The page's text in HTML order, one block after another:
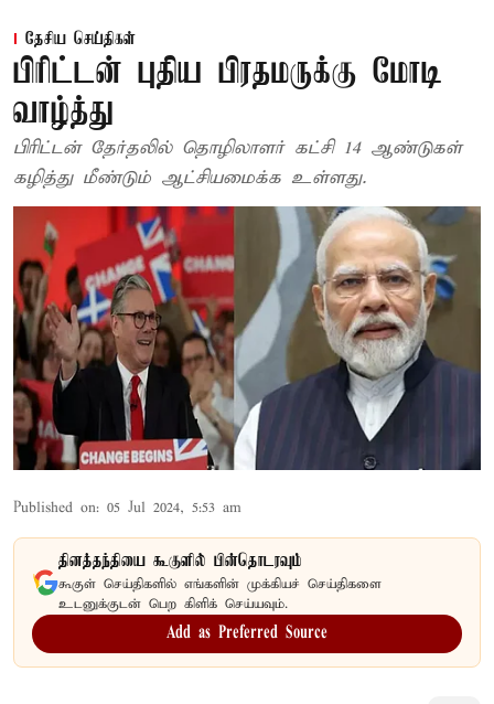
தேசிய செய்திகள்
பிரிட்டன் புதிய பிரதமருக்கு மோடி
வாழ்த்து
பிரிட்டன் தேர்தலில் தொழிலாளர் கட்சி 14 ஆண்டுகள்
கழித்து மீண்டும் ஆட்சியமைக்க உள்ளது.
Published on: 05 Jul 2024, 5:53 am
தினத்தந்தியை கூகுளில் பின்தொடரவும்
கூகுள் செய்திகளில் எங்களின் முக்கியச் செய்திகளை
உடனுக்குடன் பெற கிளிக் செய்யவும்.
Add as Preferred Source